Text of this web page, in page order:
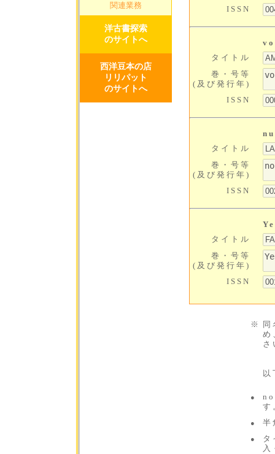
関連業務
洋古書探索
のサイトへ
西洋豆本の店
リリパット
のサイトへ
ISSN
タイトル
巻・号等
(及び発行年)
ISSN
タイトル
巻・号等
(及び発行年)
ISSN
タイトル
巻・号等
(及び発行年)
ISSN
※
め
さ
●
す
● 半
●